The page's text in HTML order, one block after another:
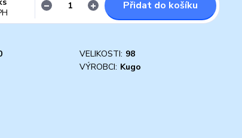
Přidat do košíku
VELIKOSTI: 98
VÝROBCI: Kugo